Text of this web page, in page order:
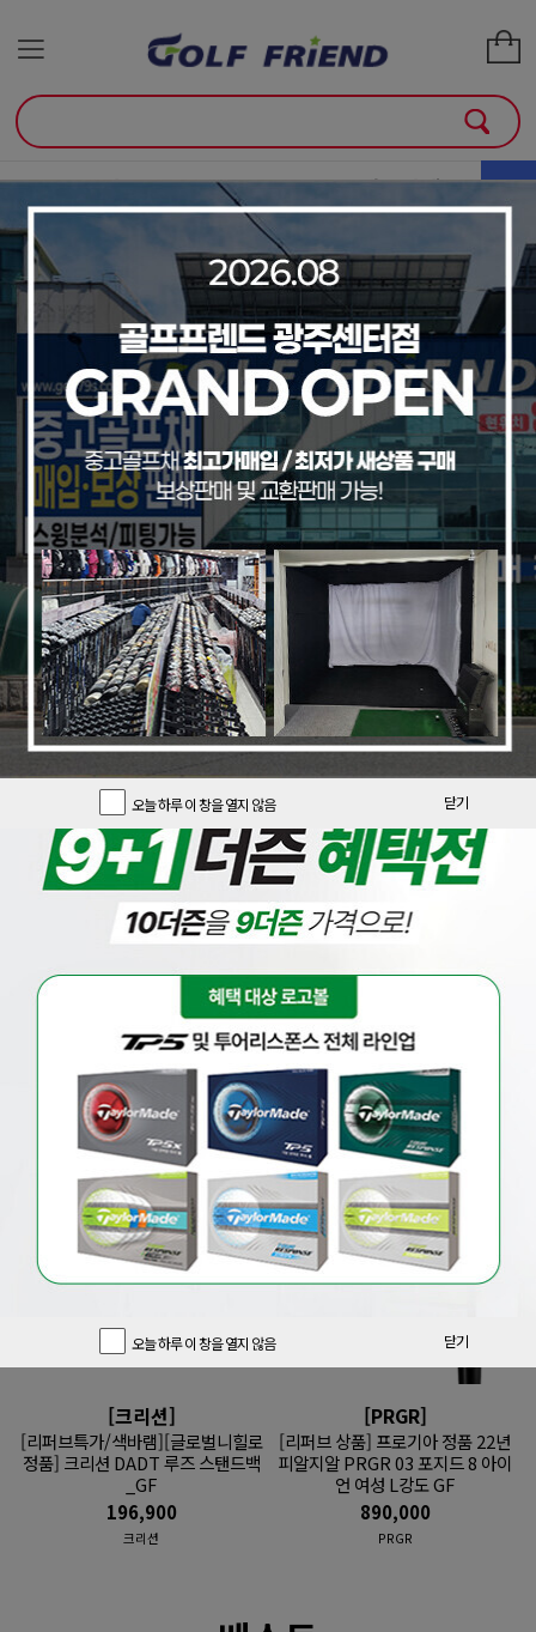
+
골프클럽 골프용품 매장안내 소
오늘 하루 이 창을 열지 않음 닫기
오늘 하루 이 창을 열지 않음 닫기
오늘의 특가
기간한정 클럽 기간한정 용품 추천 중고풀세트
[크리션]
[리퍼브특가/색바램][글로벌니힐로
정품] 크리션 DADT 루즈 스탠드백
_GF
196,900
크리션
[PRGR]
[리퍼브 상품] 프로기아 정품 22년
피알지알 PRGR 03 포지드 8 아이
언 여성 L강도 GF
890,000
PRGR